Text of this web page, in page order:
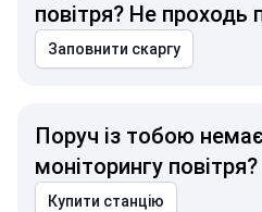
повітря? Не проходь
Заповнити скаргу
Поруч із тобою немає
моніторингу повітря?
Купити станцію